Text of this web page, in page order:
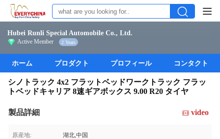
Hubei Runli Special Automobile Co., Ltd.
Active Member 2 Years
ホーム プロダクト プロフィール コンタクト
シノトラック 4x2 フラットベッドワークトラック フラッ
トベッドキャリア 8速ギアボックス 9.00 R20 タイヤ
製品詳細 video
原産地:
湖北,中国